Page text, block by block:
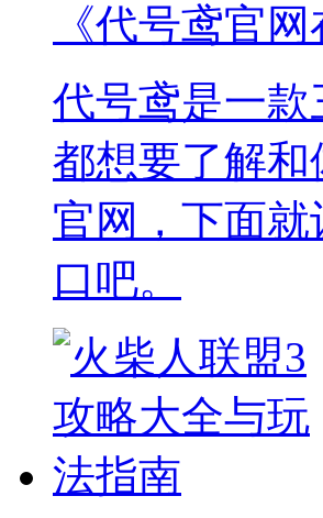
《代号鸢官
代号鸢是一
都想要了解
官网，下面
口吧。